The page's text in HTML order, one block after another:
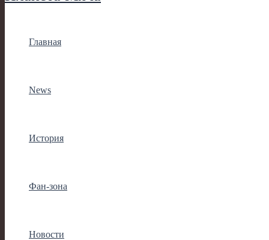
Главная
News
История
Фан-зона
Новости